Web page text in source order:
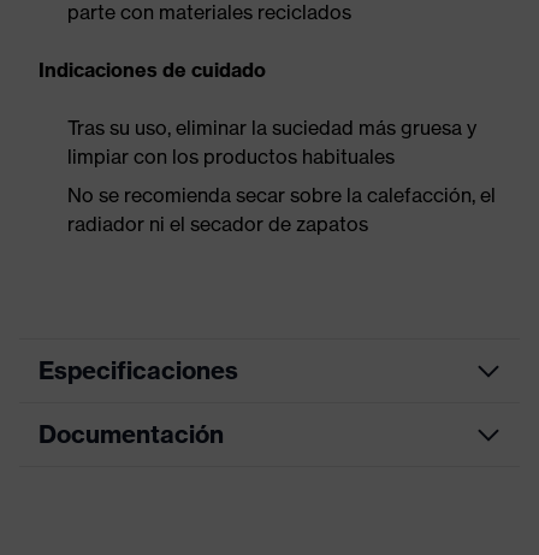
parte con materiales reciclados
Indicaciones de cuidado
Tras su uso, eliminar la suciedad más gruesa y
limpiar con los productos habituales
No se recomienda secar sobre la calefacción, el
radiador ni el secador de zapatos
Especificaciones
color de
Documentación